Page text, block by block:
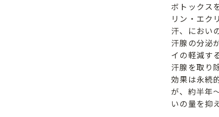
ボトックス
リン・エク
汗、におい
汗腺の分泌
イの軽減す
汗腺を取り
効果は永続
が、約半年
いの量を抑